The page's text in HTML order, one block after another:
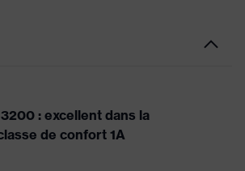
: excellent dans la
de confort 1A